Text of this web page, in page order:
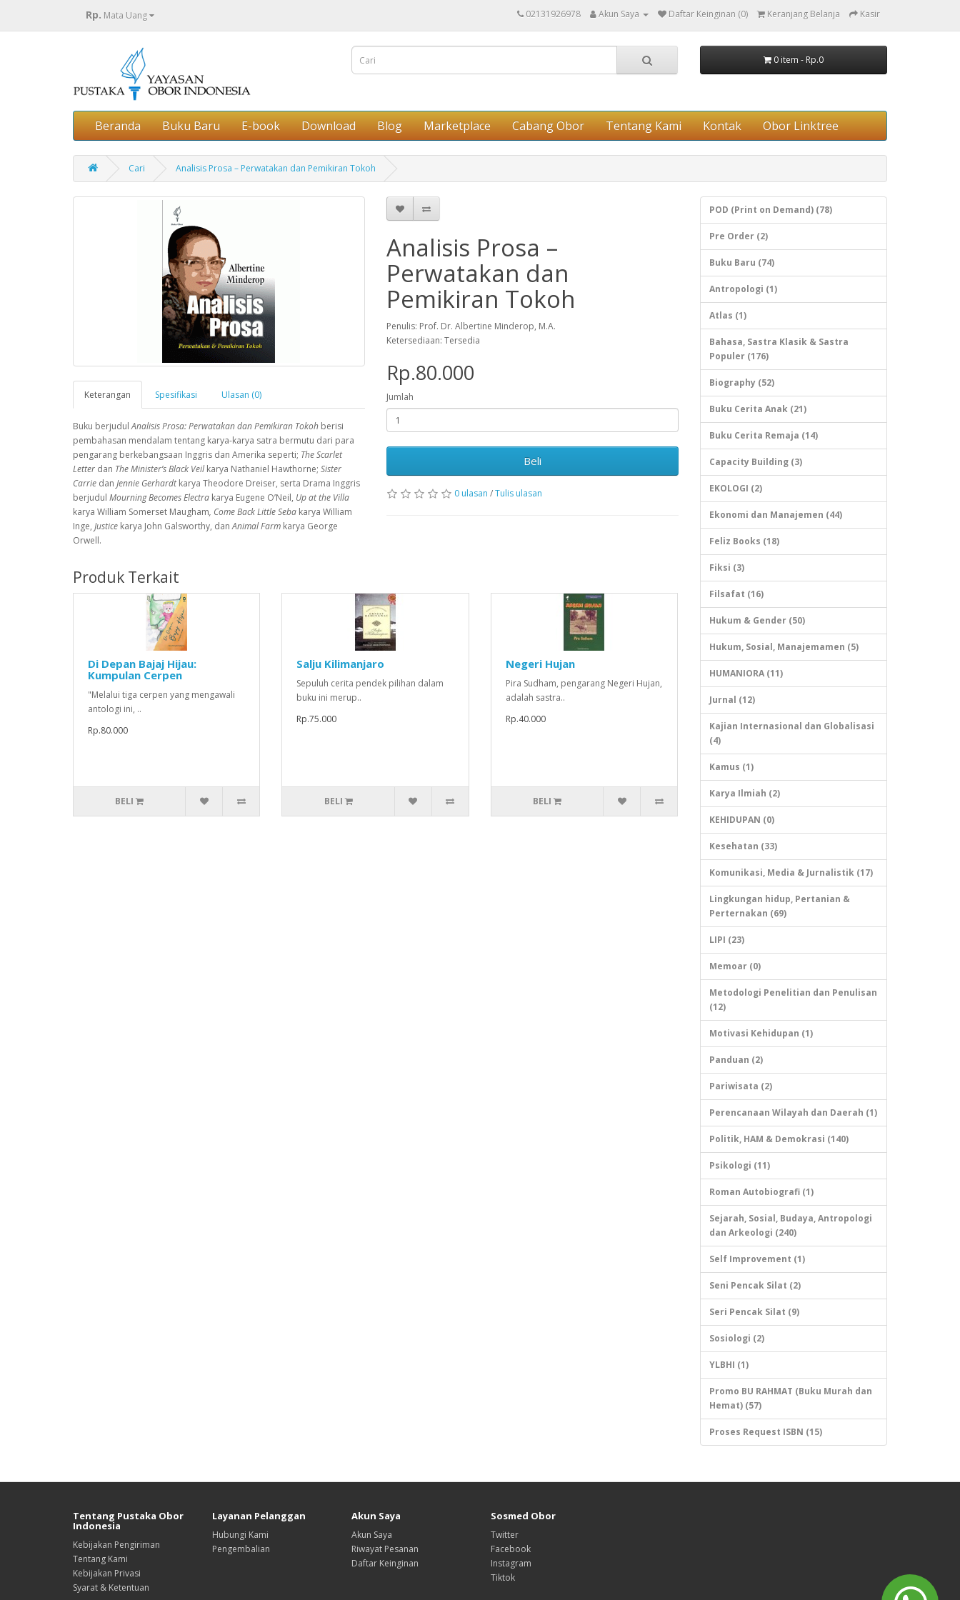
Rp. Mata Uang 02131926978 Akun Saya Daftar Keinginan (0) Keranjang Belanja Kasir
0 item - Rp.0
Beranda Buku Baru E-book Download Blog Marketplace Cabang Obor Tentang Kami Kontak Obor Linktree
Cari Analisis Prosa – Perwatakan dan Pemikiran Tokoh
Keterangan Spesifikasi Ulasan (0)
Buku berjudulAnalisis Prosa: Perwatakan dan Pemikiran Tokoh berisi
pembahasan mendalam tentang karya-karya satra bermutu dari para
pengarang berkebangsaan Inggris dan Amerika seperti; The Scarlet
Letter dan The Minister’s Black Veil karya Nathaniel Hawthorne; Sister
Carrie dan Jennie Gerhardtkarya Theodore Dreiser, serta Drama Inggris
berjudul Mourning Becomes Electra karya Eugene O’Neil, Up at the Villa
karya William Somerset Maugham, Come Back Little Seba karya William
Inge, Justice karya John Galsworthy, danAnimal Farm karya George
Orwell.
Analisis Prosa –
Perwatakan dan
Pemikiran Tokoh
Penulis: Prof. Dr. Albertine Minderop, M.A.
Ketersediaan: Tersedia
Rp.80.000
Jumlah
Beli
0 ulasan /Tulis ulasan
Produk Terkait
Di Depan Bajaj Hijau:
Kumpulan Cerpen
"Melalui tiga cerpen yang mengawali
antologi ini, ..
Rp.80.000
BELI
Salju Kilimanjaro
Sepuluh cerita pendek pilihan dalam
buku ini merup..
Rp.75.000
BELI
Negeri Hujan
Pira Sudham, pengarang Negeri Hujan,
adalah sastra..
Rp.40.000
BELI
POD (Print on Demand) (78)
Pre Order (2)
Buku Baru (74)
Antropologi (1)
Atlas (1)
Bahasa, Sastra Klasik & Sastra
Populer (176)
Biography (52)
Buku Cerita Anak (21)
Buku Cerita Remaja (14)
Capacity Building (3)
EKOLOGI (2)
Ekonomi dan Manajemen (44)
Feliz Books (18)
Fiksi (3)
Filsafat (16)
Hukum & Gender (50)
Hukum, Sosial, Manajemamen (5)
HUMANIORA (11)
Jurnal (12)
Kajian Internasional dan Globalisasi
(4)
Kamus (1)
Karya Ilmiah (2)
KEHIDUPAN (0)
Kesehatan (33)
Komunikasi, Media & Jurnalistik (17)
Lingkungan hidup, Pertanian &
Perternakan (69)
LIPI (23)
Memoar (0)
Metodologi Penelitian dan Penulisan
(12)
Motivasi Kehidupan (1)
Panduan (2)
Pariwisata (2)
Perencanaan Wilayah dan Daerah (1)
Politik, HAM & Demokrasi (140)
Psikologi (11)
Roman Autobiografi (1)
Sejarah, Sosial, Budaya, Antropologi
dan Arkeologi (240)
Self Improvement (1)
Seni Pencak Silat (2)
Seri Pencak Silat (9)
Sosiologi (2)
YLBHI (1)
Promo BU RAHMAT (Buku Murah dan
Hemat) (57)
Proses Request ISBN (15)
Tentang Pustaka Obor
Indonesia
Kebijakan Pengiriman
Tentang Kami
Kebijakan Privasi
Syarat & Ketentuan
Layanan Pelanggan
Hubungi Kami
Pengembalian
Akun Saya
Akun Saya
Riwayat Pesanan
Daftar Keinginan
Sosmed Obor
Twitter
Facebook
Instagram
Tiktok